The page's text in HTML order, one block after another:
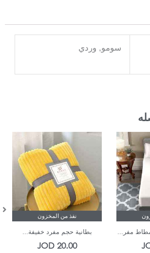
سومو, وردي
مفر...
نفذ من المخزون
بطانية حجم مفرد خفيفة...
20.00
JOD